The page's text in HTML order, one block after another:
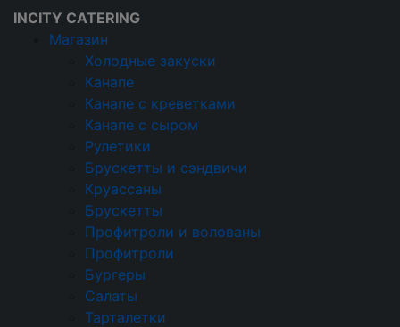
INCITY CATERING
Магазин
Холодные закуски
Канапе
Канапе с креветками
Канапе с сыром
Рулетики
Брускетты и сэндвичи
Круассаны
Брускетты
Профитроли и волованы
Профитроли
Бургеры
Салаты
Тарталетки
Кейтеринговая компания
Событийный
Кейтеринг в
Долгопрудном
на 10 человек
на 20 человек